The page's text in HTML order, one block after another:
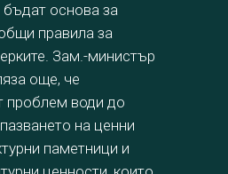
основа за
правила за
Зам.-министър
още, че
проблем води до
на ценни
паметници и